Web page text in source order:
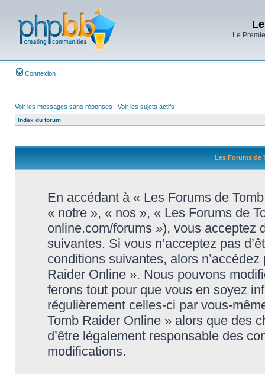
Le
Connexion
Voir les messages sans réponses | Voir les sujets actifs
Index du forum
Les Forums de
En accédant à « Les Forums de
« notre », « nos », « Les Forums de
online.com/forums »), vous acceptez
suivantes. Si vous n’acceptez pas
conditions suivantes, alors
Raider Online ». Nous pouvons
ferons tout pour que vous en soyez
régulièrement celles-ci par vous-
Tomb Raider Online » alors que des
d’être légalement responsable des
modifications.